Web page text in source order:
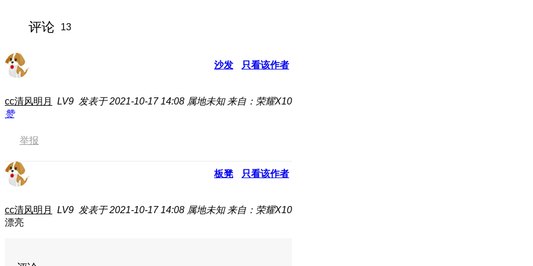
评论 13
沙发 只看该作者
cc清风明月 LV9 发表于 2021-10-17 14:08 属地未知 来自：荣耀X10
赞
举报
板凳 只看该作者
cc清风明月 LV9 发表于 2021-10-17 14:08 属地未知 来自：荣耀X10
漂亮